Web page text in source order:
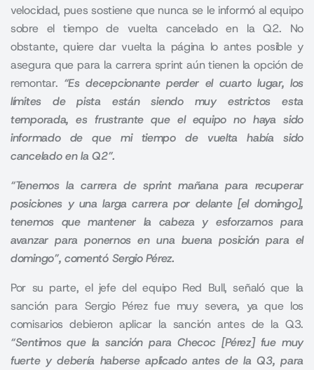
velocidad, pues sostiene que nunca se le informó al equipo
sobre el tiempo de vuelta cancelado en laQ2. No
obstante, quiere dar vuelta la página lo antes posible y
asegura que para la carrera sprint aún tienen la opción de
remontar. “Es decepcionante perder el cuarto lugar, los
límites de pista están siendo muy estrictos esta
temporada, es frustrante que el equipo no haya sido
informado de que mi tiempo de vuelta había sido
cancelado en la Q2”.
“Tenemos la carrera de sprint mañana para recuperar
posiciones y una larga carrera por delante [el domingo],
tenemos que mantener la cabeza y esforzarnos para
avanzar para ponernos en una buena posición para el
domingo”, comentó Sergio Pérez.
Por su parte, el jefe del equipo Red Bull, señaló que la
sanción para Sergio Pérez fue muy severa, ya que los
comisarios debieron aplicar la sanción antes de la Q3.
“Sentimos que la sanción para Checoc [Pérez] fue muy
fuerte y debería haberse aplicado antes de la Q3, para